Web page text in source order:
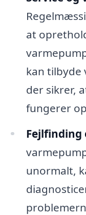
at
kan tilbyde
der sikrer,
fungerer
Fejlfinding
unormalt,